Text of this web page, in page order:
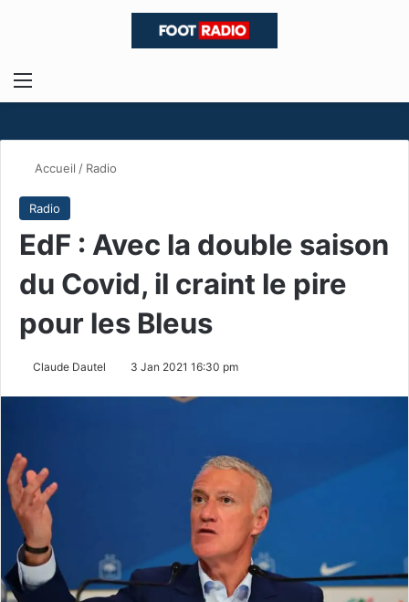
Menu
Accueil / Radio
Radio
EdF : Avec la double saison
du Covid, il craint le pire
pour les Bleus
Claude Dautel 3 Jan 2021 16:30 pm